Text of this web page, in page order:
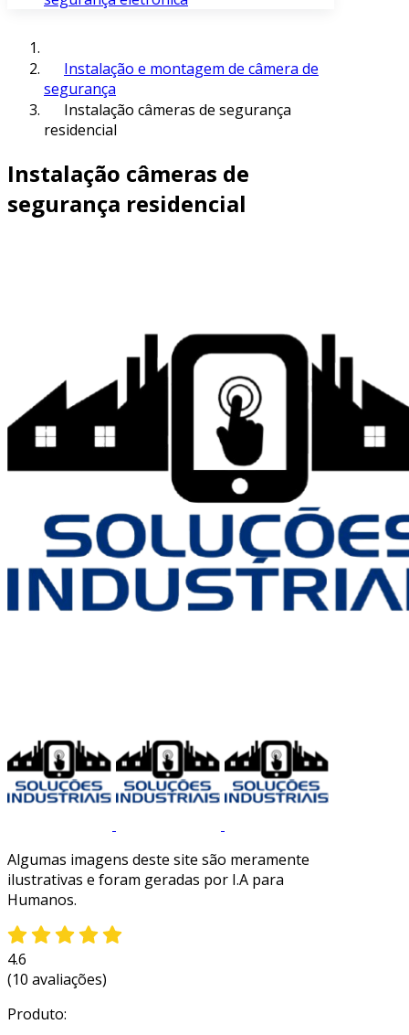
Instalação e montagem de câmera de
segurança
Instalação câmeras de segurança
residencial
Instalação câmeras de
segurança residencial
Algumas imagens deste site são meramente
ilustrativas e foram geradas por I.A para
Humanos.
4.6
(10 avaliações)
Produto: